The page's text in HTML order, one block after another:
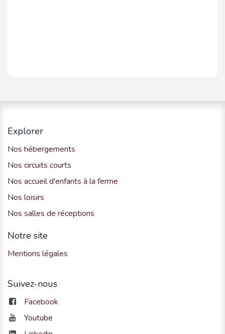
Explorer
Nos hébergements
Nos circuits courts
Nos accueil d'enfants à la ferme
Nos loisirs
Nos salles de réceptions
Notre site
Mentions légales
Suivez-nous
Facebook
Youtube